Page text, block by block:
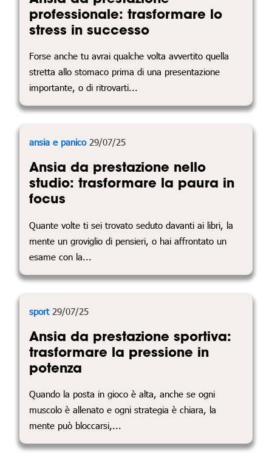
professionale: trasformare lo
stress in successo
Forse anche tu avrai qualche volta avvertito quella
stretta allo stomaco prima di una presentazione
importante, o di ritrovarti...
ansia e panico29/07/25
Ansia da prestazione nello
studio: trasformare la paura in
focus
Quante volte ti sei trovato seduto davanti ai libri, la
mente un groviglio di pensieri, o hai affrontato un
esame con la...
sport29/07/25
Ansia da prestazione sportiva:
trasformare la pressione in
potenza
Quando la posta in gioco è alta, anche se ogni
muscolo è allenato e ogni strategia è chiara, la
mente può bloccarsi,...